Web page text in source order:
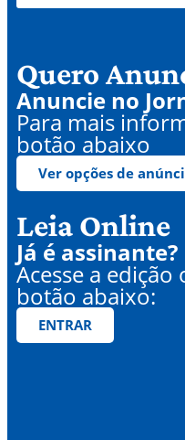
Quero
Anuncie no
Para mais
botão abaixo
Ver opções de
Leia Online
Já é assinante?
Acesse a
botão abaixo:
ENTRAR